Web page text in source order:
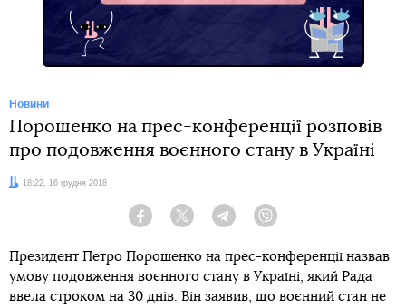
Новини
Порошенко на прес-конференції розповів
про подовження воєнного стану в Україні
Дата:18:22, 16 грудня 2018
Facebook Twitter Telegram
Президент Петро Порошенко на прес-конференції назвав
умову подовження воєнного стану в Україні, який Рада
ввела строком на 30 днів. Він заявив, що воєнний стан не